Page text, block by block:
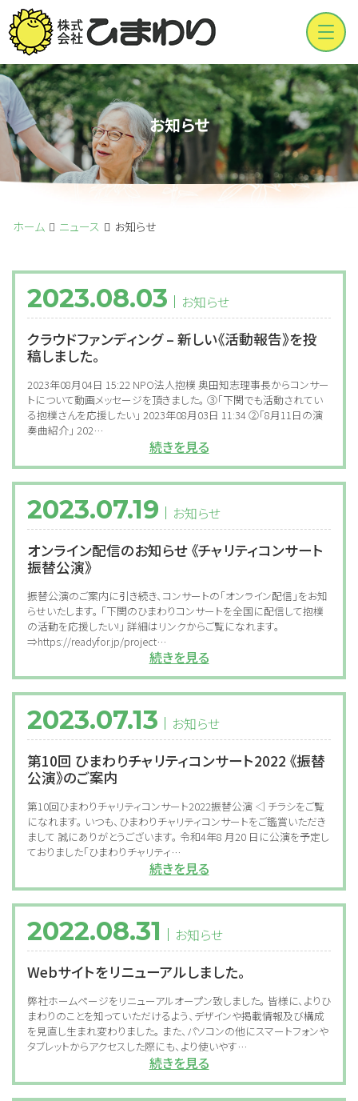
お知らせ
ホーム ニュース お知らせ
2023.08.03 お知らせ
クラウドファンディング – 新しい《活動報告》を投
稿しました。
2023年08月04日 15:22 NPO法人抱樸 奥田知志理事長からコンサー
トについて動画メッセージを頂きました。 ③「下関でも活動されてい
る抱樸さんを応援したい」 2023年08月03日 11:34 ②「8月11日の演
奏曲紹介」 202…
続きを見る
2023.07.19 お知らせ
オンライン配信のお知らせ 《チャリティコンサート
振替公演》
振替公演のご案内に引き続き、コンサートの「オンライン配信」をお知
らせいたします。 「下関のひまわりコンサートを全国に配信して抱樸
の活動を応援したい!」 詳細はリンクからご覧になれます。
⇒https://readyfor.jp/project…
続きを見る
2023.07.13 お知らせ
第10回 ひまわりチャリティコンサート2022 《振替
公演》のご案内
第10回ひまわりチャリティコンサート2022振替公演 ◁ チラシをご覧
になれます。 いつも、ひまわりチャリティコンサートをご鑑賞いただき
まして 誠にありがとうございます。 令和4年8 月20 日に公演を予定し
ておりました「ひまわりチャリティ…
続きを見る
2022.08.31 お知らせ
Webサイトをリニューアルしました。
弊社ホームページをリニューアルオープン致しました。 皆様に、よりひ
まわりのことを知っていただけるよう、デザインや掲載情報及び構成
を見直し生まれ変わりました。 また、パソコンの他にスマートフォンや
タブレットからアクセスした際にも、より使いやす…
続きを見る